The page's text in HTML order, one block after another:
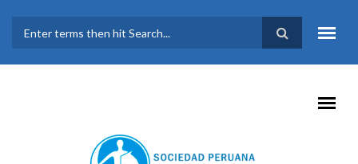
FORMULARIO DE
BÚSQUEDA